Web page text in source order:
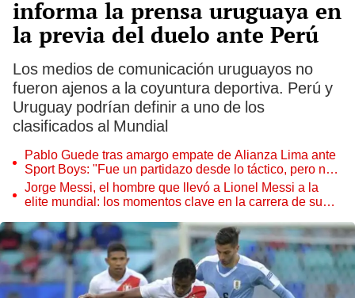
informa la prensa uruguaya en
la previa del duelo ante Perú
Los medios de comunicación uruguayos no
fueron ajenos a la coyuntura deportiva. Perú y
Uruguay podrían definir a uno de los
clasificados al Mundial
Pablo Guede tras amargo empate de Alianza Lima ante
Sport Boys: "Fue un partidazo desde lo táctico, pero no
jugamos bien"
Jorge Messi, el hombre que llevó a Lionel Messi a la
elite mundial: los momentos clave en la carrera de su